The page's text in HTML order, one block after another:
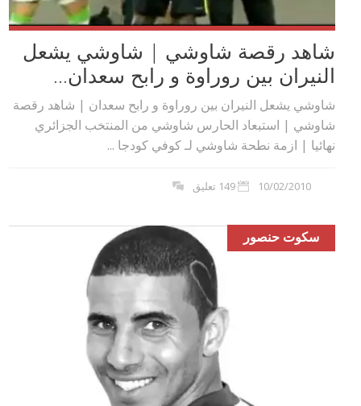
شاهد رقصة شاوشي | شاوشي يشعل
النيران بين روراوة و رابح سعدان...
شاوشي يشعل النيران بين روراوة و رابح سعدان | شاهد رقصة
شاوشي | استبعاد الحارس شاوشي من المنتخب الجزائري
نهائيا | ازمة نطحة شاوشي لـ كوفي كودجا ...
10/02/2010 149 تعليق
سكوت حنصور